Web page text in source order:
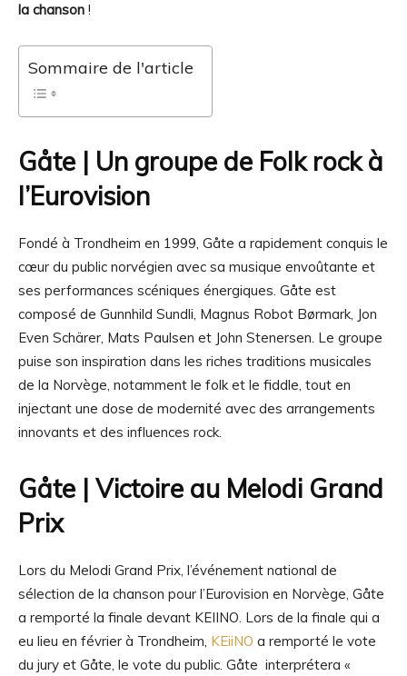
la chanson !
Sommaire de l'article
Gåte | Un groupe de Folk rock à
l’Eurovision
Fondé à Trondheim en 1999, Gåte a rapidement conquis le
cœur du public norvégien avec sa musique envoûtante et
ses performances scéniques énergiques. Gåte est
composé de Gunnhild Sundli, Magnus Robot Børmark, Jon
Even Schärer, Mats Paulsen et John Stenersen. Le groupe
puise son inspiration dans les riches traditions musicales
de la Norvège, notamment le folk et le fiddle, tout en
injectant une dose de modernité avec des arrangements
innovants et des influences rock.
Gåte | Victoire au Melodi Grand
Prix
Lors du Melodi Grand Prix, l’événement national de
sélection de la chanson pour l’Eurovision en Norvège, Gåte
a remporté la finale devant KEIINO. Lors de la finale qui a
eu lieu en février à Trondheim, KEiiNO a remporté le vote
du jury et Gåte, le vote du public. Gåte interprétera «